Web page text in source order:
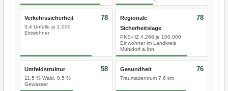
Verkehrssicherheit
3,4 Unfälle je 1.000
Einwohner
78
Regionale
Sicherheitslage
PKS-HZ 4.268 je 100.000
Einwohner im Landkreis
Mühldorf a.Inn
78
Umfeldstruktur
11,5 % Wald, 0,5 %
Gewässer
58 Gesundheit
Traumazentrum 7,6 km
76